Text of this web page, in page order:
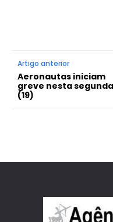
Artigo anterior
Aeronautas iniciam
greve nesta segunda
(19)